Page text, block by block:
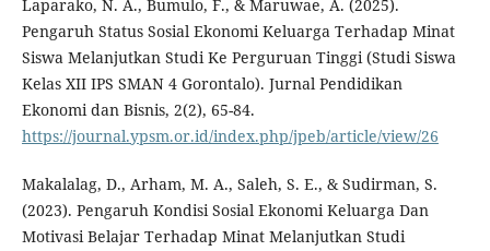
Laparako, N. A., Bumulo, F., & Maruwae, A. (2025).
Pengaruh Status Sosial Ekonomi Keluarga Terhadap Minat
Siswa Melanjutkan Studi Ke Perguruan Tinggi (Studi Siswa
Kelas XII IPS SMAN 4 Gorontalo). Jurnal Pendidikan
Ekonomi dan Bisnis, 2(2), 65-84.
https://journal.ypsm.or.id/index.php/jpeb/article/view/26
Makalalag, D., Arham, M. A., Saleh, S. E., & Sudirman, S.
(2023). Pengaruh Kondisi Sosial Ekonomi Keluarga Dan
Motivasi Belajar Terhadap Minat Melanjutkan Studi